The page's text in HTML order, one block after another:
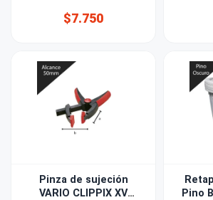
PERF
$7.750
Pinza de sujeción
VARIO CLIPPIX XV
Pino